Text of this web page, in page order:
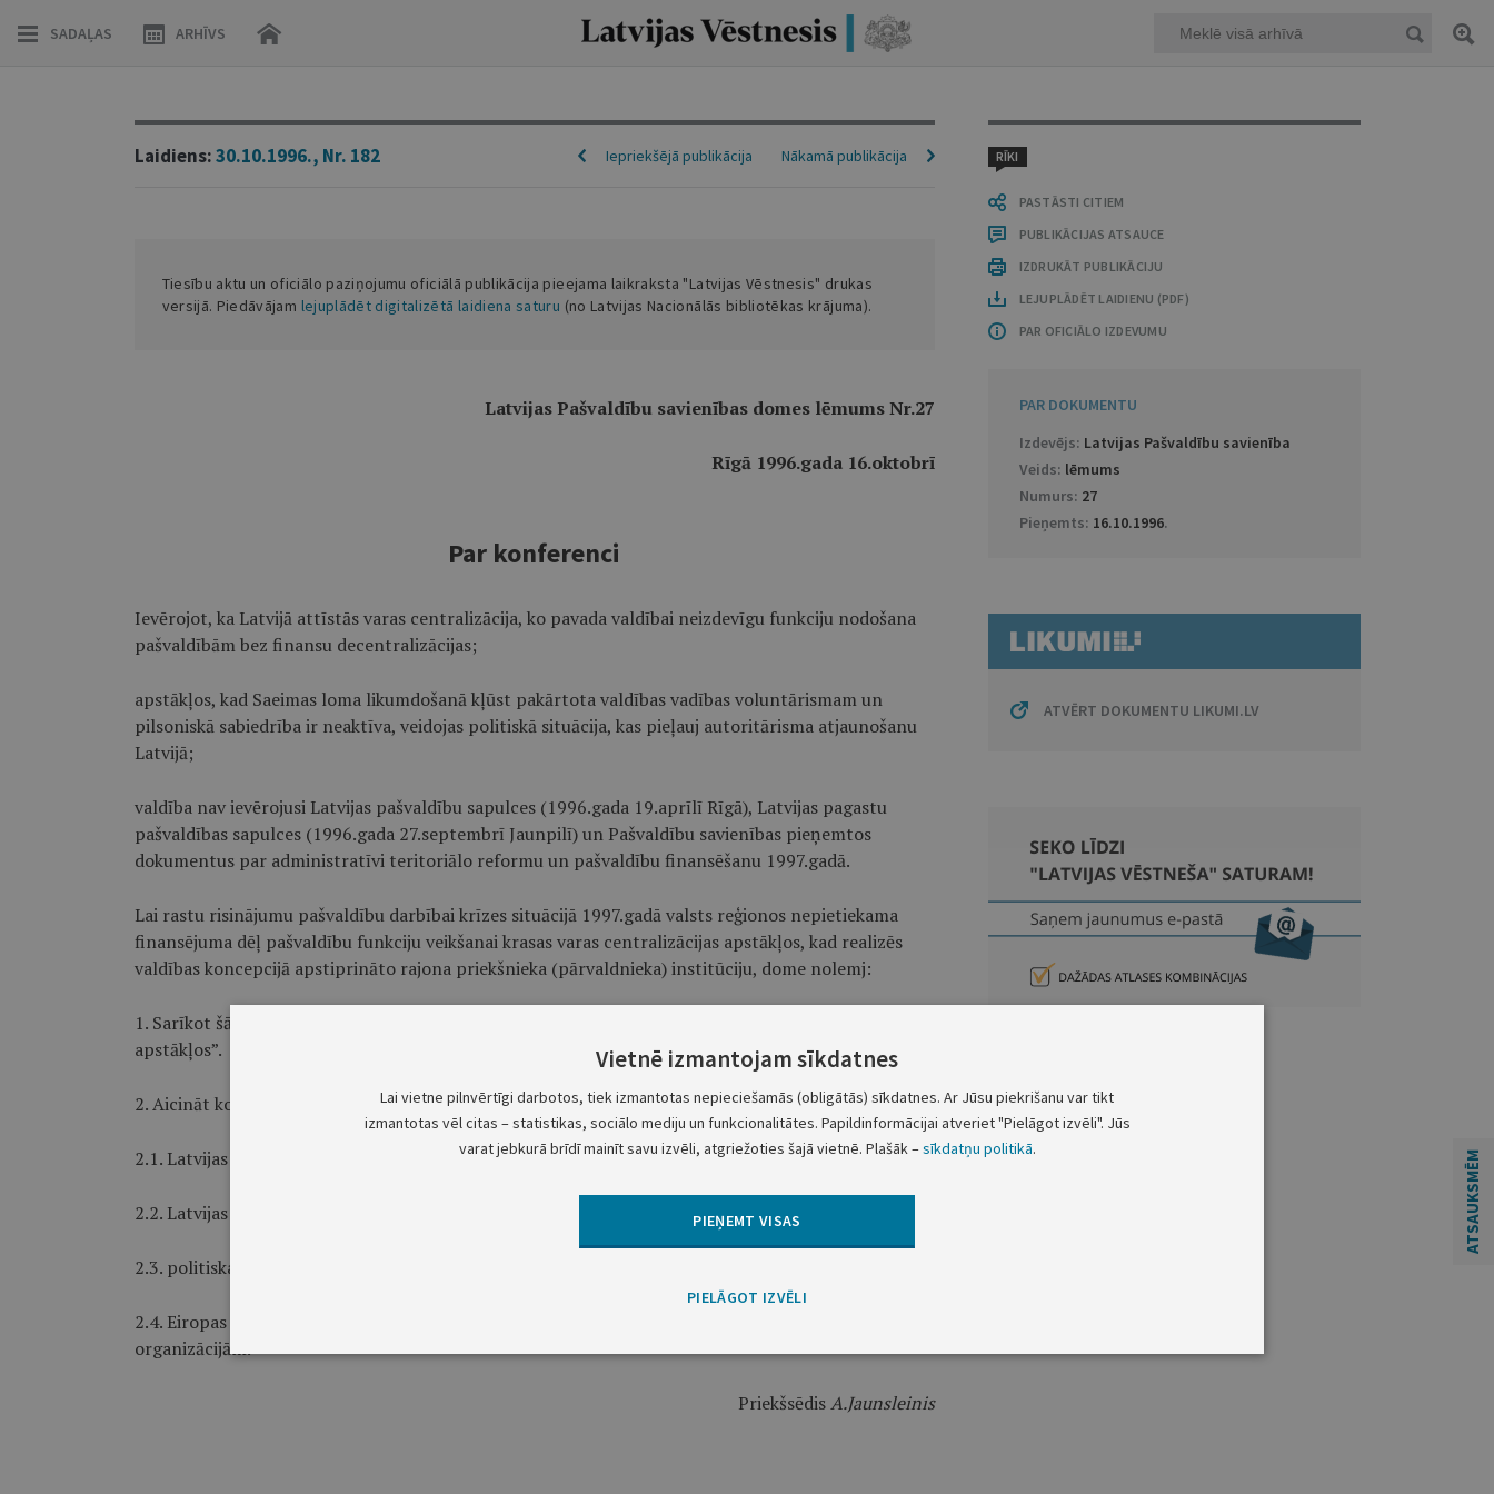
SADAĻAS ARHĪVS
RĪKI
PASTĀSTI CITIEM
PUBLIKĀCIJAS ATSAUCE
IZDRUKĀT PUBLIKĀCIJU
LEJUPLĀDĒT LAIDIENU (PDF)
PAR OFICIĀLO IZDEVUMU
PAR DOKUMENTU
Izdevējs: Latvijas Pašvaldību savienība
Veids: lēmums
Numurs: 27
Pieņemts: 16.10.1996.
ATVĒRT DOKUMENTU LIKUMI.LV
Laidiens:30.10.1996., Nr. 182 Nākamā publikācija
Iepriekšējā publikācija
Tiesību aktu un oficiālo paziņojumu oficiālā publikācija pieejama laikraksta "Latvijas Vēstnesis" drukas
versijā. Piedāvājam lejuplādēt digitalizētā laidiena saturu (no Latvijas Nacionālās bibliotēkas krājuma).
Latvijas Pašvaldību savienības domes lēmums Nr.27
Rīgā 1996.gada 16.oktobrī
Par konferenci
Ievērojot, ka Latvijā attīstās varas centralizācija, ko pavada valdībai neizdevīgu funkciju nodošana
pašvaldībām bez finansu decentralizācijas;
apstākļos, kad Saeimas loma likumdošanā kļūst pakārtota valdības vadības voluntārismam un
pilsoniskā sabiedrība ir neaktīva, veidojas politiskā situācija, kas pieļauj autoritārisma atjaunošanu
Latvijā;
valdība nav ievērojusi Latvijas pašvaldību sapulces (1996.gada 19.aprīlī Rīgā), Latvijas pagastu
pašvaldības sapulces (1996.gada 27.septembrī Jaunpilī) un Pašvaldību savienības pieņemtos
dokumentus par administratīvi teritoriālo reformu un pašvaldību finansēšanu 1997.gadā.
Lai rastu risinājumu pašvaldību darbībai krīzes situācijā 1997.gadā valsts reģionos nepietiekama
finansējuma dēļ pašvaldību funkciju veikšanai krasas varas centralizācijas apstākļos, kad realizēs
valdības koncepcijā apstiprināto rajona priekšnieka (pārvaldnieka) institūciju, dome nolemj:
1. Sarīkot šā gada 13.decembrī konferenci “Pašvaldības — varas centralizācijas un finansu krīzes
apstākļos”.
2. Aicināt konferences darbā piedalīties pārstāvjus no:
2.1. Latvijas pašvaldībām;
2.2. Latvijas Republikas Saeimas;
2.3. politiskajām partijām un sabiedriskajām organizācijām;
2.4. Eiropas valstu pašvaldību organizācijām, parlamentārajām institūcijām un starptautiskajām
organizācijām.
PriekšsēdisA.Jaunsleinis
ATSAUKSMĒM
Vietnē izmantojam sīkdatnes
Lai vietne pilnvērtīgi darbotos, tiek izmantotas nepieciešamās (obligātās) sīkdatnes. Ar Jūsu piekrišanu var tikt
izmantotas vēl citas – statistikas, sociālo mediju un funkcionalitātes. Papildinformācijai atveriet "Pielāgot izvēli". Jūs
varat jebkurā brīdī mainīt savu izvēli, atgriežoties šajā vietnē. Plašāk –sīkdatņu politikā.
PIEŅEMT VISAS
PIELĀGOT IZVĒLI